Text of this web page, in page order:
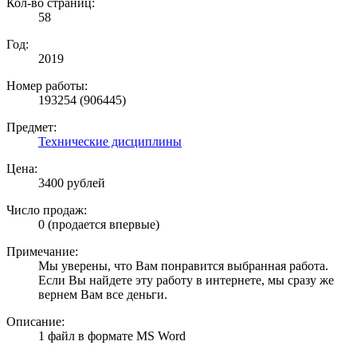
Кол-во страниц:
58
Год:
2019
Номер работы:
193254 (906445)
Предмет:
Технические дисциплины
Цена:
3400 рублей
Число продаж:
0 (продается впервые)
Примечание:
Мы уверены, что Вам понравится выбранная работа.
Если Вы найдете эту работу в интернете, мы сразу же
вернем Вам все деньги.
Описание:
1 файл в формате MS Word